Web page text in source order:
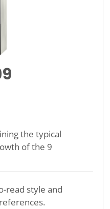
the typical
of the 9
read style and